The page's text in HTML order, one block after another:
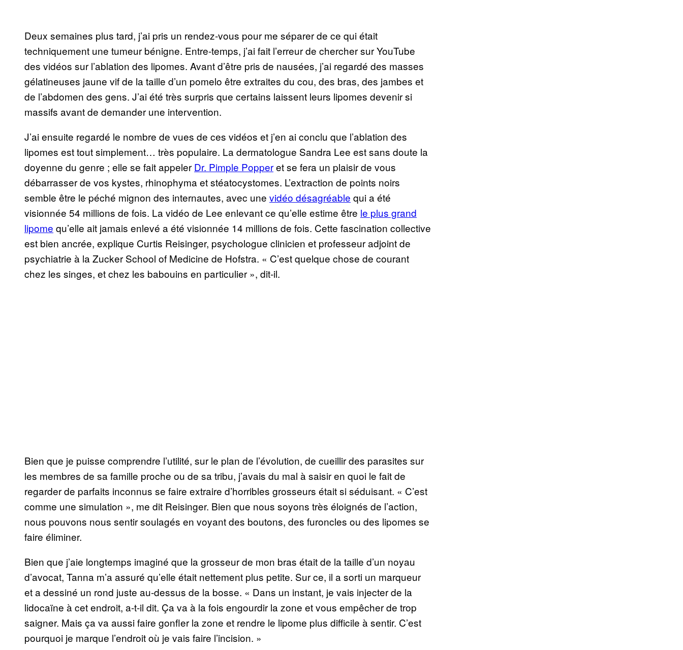
Deux semaines plus tard, j’ai pris un rendez-vous pour me séparer de ce qui était
techniquement une tumeur bénigne. Entre-temps, j’ai fait l’erreur de chercher sur YouTube
des vidéos sur l’ablation des lipomes. Avant d’être pris de nausées, j’ai regardé des masses
gélatineuses jaune vif de la taille d’un pomelo être extraites du cou, des bras, des jambes et
de l’abdomen des gens. J’ai été très surpris que certains laissent leurs lipomes devenir si
massifs avant de demander une intervention.
J’ai ensuite regardé le nombre de vues de ces vidéos et j’en ai conclu que l’ablation des
lipomes est tout simplement… très populaire. La dermatologue Sandra Lee est sans doute la
doyenne du genre ; elle se fait appeler Dr. Pimple Popperet se fera un plaisir de vous
débarrasser de vos kystes, rhinophyma et stéatocystomes. L’extraction de points noirs
semble être le péché mignon des internautes, avec une vidéo désagréable qui a été
visionnée 54 millions de fois. La vidéo de Lee enlevant ce qu’elle estime être le plus grand
lipome qu’elle ait jamais enlevé a été visionnée 14 millions de fois. Cette fascination collective
est bien ancrée, explique Curtis Reisinger, psychologue clinicien et professeur adjoint de
psychiatrie à la Zucker School of Medicine de Hofstra. « C’est quelque chose de courant
chez les singes, et chez les babouins en particulier », dit-il.
Bien que je puisse comprendre l’utilité, sur le plan de l’évolution, de cueillir des parasites sur
les membres de sa famille proche ou de sa tribu, j’avais du mal à saisir en quoi le fait de
regarder de parfaits inconnus se faire extraire d’horribles grosseurs était si séduisant. « C’est
comme une simulation », me dit Reisinger. Bien que nous soyons très éloignés de l’action,
nous pouvons nous sentir soulagés en voyant des boutons, des furoncles ou des lipomes se
faire éliminer.
Bien que j’aie longtemps imaginé que la grosseur de mon bras était de la taille d’un noyau
d’avocat, Tanna m’a assuré qu’elle était nettement plus petite. Sur ce, il a sorti un marqueur
et a dessiné un rond juste au-dessus de la bosse. « Dans un instant, je vais injecter de la
lidocaïne à cet endroit, a-t-il dit. Ça va à la fois engourdir la zone et vous empêcher de trop
saigner. Mais ça va aussi faire gonfler la zone et rendre le lipome plus difficile à sentir. C’est
pourquoi je marque l’endroit où je vais faire l’incision. »